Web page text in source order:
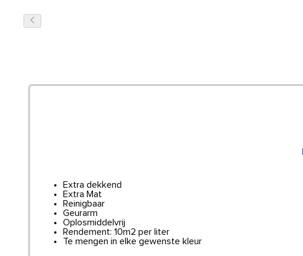
Extra dekkend
Extra Mat
Reinigbaar
Geurarm
Oplosmiddelvrij
Rendement: 10m2 per liter
Te mengen in elke gewenste kleur